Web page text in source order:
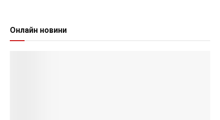
Онлайн новини